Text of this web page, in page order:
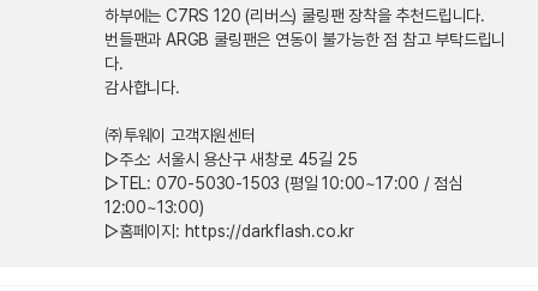
하부에는 C7RS 120 (리버스) 쿨링팬 장착을 추천드립니다.
번들팬과 ARGB 쿨링팬은 연동이 불가능한 점 참고 부탁드립니
다.
감사합니다.
㈜투웨이 고객지원센터
▷주소: 서울시 용산구 새창로 45길 25
▷TEL: 070-5030-1503 (평일 10:00~17:00 / 점심
12:00~13:00)
▷홈페이지: https://darkflash.co.kr